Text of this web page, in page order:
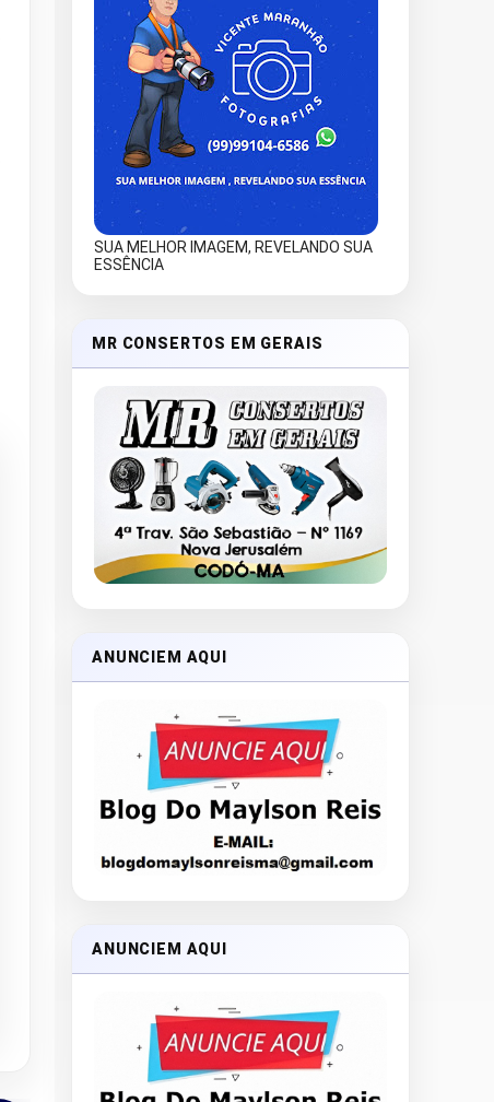
SUA MELHOR IMAGEM, REVELANDO SUA
ESSÊNCIA
MR CONSERTOS EM GERAIS
ANUNCIEM AQUI
ANUNCIEM AQUI